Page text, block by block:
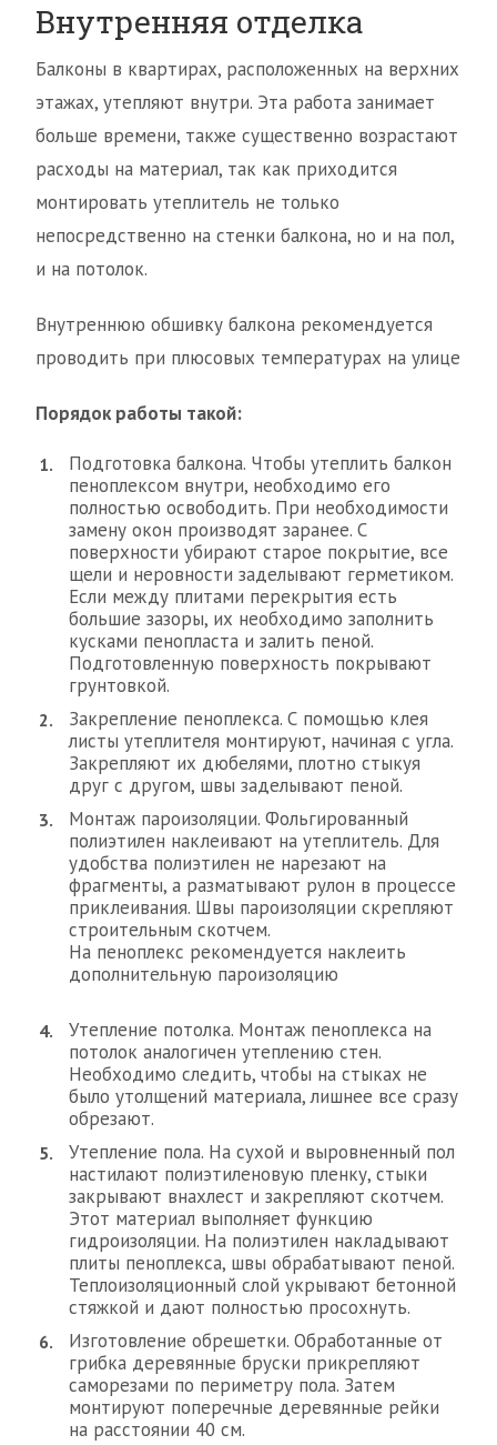
Внутренняя отделка
Балконы в квартирах, расположенных на верхних
этажах, утепляют внутри. Эта работа занимает
больше времени, также существенно возрастают
расходы на материал, так как приходится
монтировать утеплитель не только
непосредственно на стенки балкона, но и на пол,
и на потолок.
Внутреннюю обшивку балкона рекомендуется
проводить при плюсовых температурах на улице
Порядок работы такой:
Подготовка балкона. Чтобы утеплить балкон
пеноплексом внутри, необходимо его
полностью освободить. При необходимости
замену окон производят заранее. С
поверхности убирают старое покрытие, все
щели и неровности заделывают герметиком.
Если между плитами перекрытия есть
большие зазоры, их необходимо заполнить
кусками пенопласта и залить пеной.
Подготовленную поверхность покрывают
грунтовкой.
Закрепление пеноплекса. С помощью клея
листы утеплителя монтируют, начиная с угла.
Закрепляют их дюбелями, плотно стыкуя
друг с другом, швы заделывают пеной.
Монтаж пароизоляции. Фольгированный
полиэтилен наклеивают на утеплитель. Для
удобства полиэтилен не нарезают на
фрагменты, а разматывают рулон в процессе
приклеивания. Швы пароизоляции скрепляют
строительным скотчем.
На пеноплекс рекомендуется наклеить
дополнительную пароизоляцию
Утепление потолка. Монтаж пеноплекса на
потолок аналогичен утеплению стен.
Необходимо следить, чтобы на стыках не
было утолщений материала, лишнее все сразу
обрезают.
Утепление пола. На сухой и выровненный пол
настилают полиэтиленовую пленку, стыки
закрывают внахлест и закрепляют скотчем.
Этот материал выполняет функцию
гидроизоляции. На полиэтилен накладывают
плиты пеноплекса, швы обрабатывают пеной.
Теплоизоляционный слой укрывают бетонной
стяжкой и дают полностью просохнуть.
Изготовление обрешетки. Обработанные от
грибка деревянные бруски прикрепляют
саморезами по периметру пола. Затем
монтируют поперечные деревянные рейки
на расстоянии 40 см.